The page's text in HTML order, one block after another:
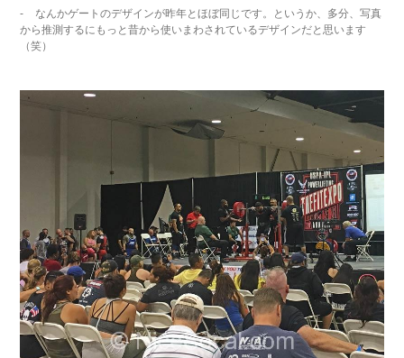
なんかゲートのデザインが昨年とほぼ同じです。というか、多分、写真
から推測するにもっと昔から使いまわされているデザインだと思います
（笑）